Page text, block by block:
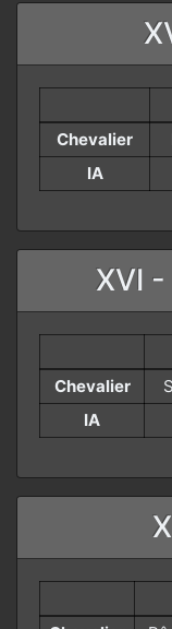
Chevalier
IA
XVI
Chevalier
IA